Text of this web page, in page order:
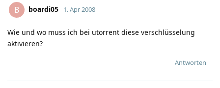
B boardi05 1. Apr 2008
Wie und wo muss ich bei utorrent diese verschlüsselung
aktivieren?
Antworten